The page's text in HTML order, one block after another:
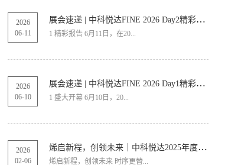
2026
06-11
展会速递 | 中科悦达FINE 2026 Day2精彩继续
1 精彩报告 6月11日，在20...
2026
06-10
展会速递 | 中科悦达FINE 2026 Day1精彩呈现
1 盛大开幕 6月10日，20...
2026
02-06
烯启新程，创领未来｜中科悦达2025年度总结表彰大会圆满召开！
烯启新程，创领未来 时序更替...